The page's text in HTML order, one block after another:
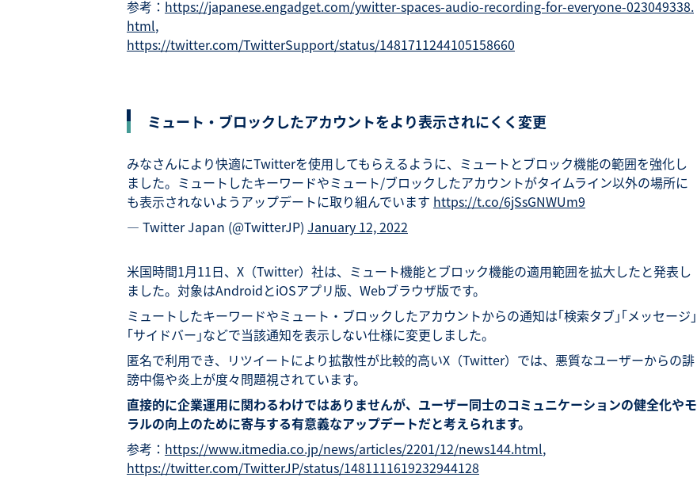
参考： https://japanese.engadget.com/ywitter-spaces-audio-recording-for-everyone-023049338.
html,
https://twitter.com/TwitterSupport/status/1481711244105158660
ミュート・ブロックしたアカウントをより表示されにくく変更
みなさんにより快適にTwitterを使用してもらえるように、ミュートとブロック機能の範囲を強化し
ました。ミュートしたキーワードやミュート/ブロックしたアカウントがタイムライン以外の場所に
も表示されないようアップデートに取り組んでいます https://t.co/6jSsGNWUm9
— Twitter Japan (@TwitterJP) January 12, 2022
米国時間1月11日、X（Twitter）社は、ミュート機能とブロック機能の適用範囲を拡大したと発表し
ました。対象はAndroidとiOSアプリ版、Webブラウザ版です。
ミュートしたキーワードやミュート・ブロックしたアカウントからの通知は｢検索タブ｣｢メッセージ｣
｢サイドバー｣などで当該通知を表示しない仕様に変更しました。
匿名で利用でき、リツイートにより拡散性が比較的高いX（Twitter）では、悪質なユーザーからの誹
謗中傷や炎上が度々問題視されています。
直接的に企業運用に関わるわけではありませんが、ユーザー同士のコミュニケーションの健全化やモ
ラルの向上のために寄与する有意義なアップデートだと考えられます。
参考： https://www.itmedia.co.jp/news/articles/2201/12/news144.html,
https://twitter.com/TwitterJP/status/1481111619232944128